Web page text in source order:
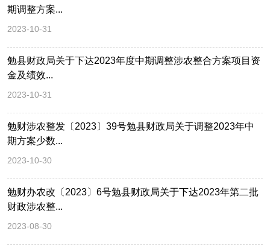
期调整方案...
2023-10-31
勉县财政局关于下达2023年度中期调整涉农整合方案项目资
金及绩效...
2023-10-31
勉财涉农整发〔2023〕39号勉县财政局关于调整2023年中
期方案少数...
2023-10-30
勉财办农改〔2023〕6号勉县财政局关于下达2023年第二批
财政涉农整...
2023-08-30